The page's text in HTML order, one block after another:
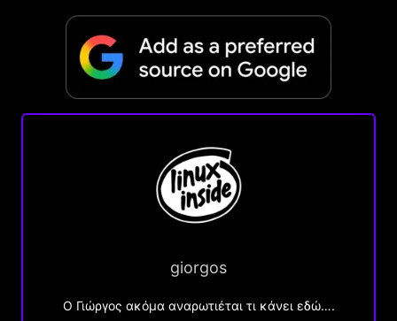
giorgos
Ο Γιώργος ακόμα αναρωτιέται τι κάνει εδώ….